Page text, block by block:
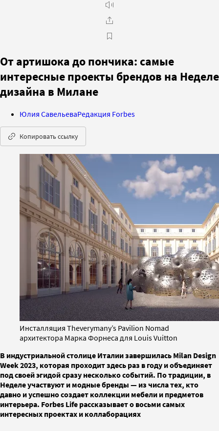
От артишока до пончика: самые
интересные проекты брендов на Неделе
дизайна в Милане
Юлия СавельеваРедакция Forbes
Копировать ссылку
Инсталляция Theverymany’s Pavilion Nomad
архитектора Марка Форнеса для Louis Vuitton
В индустриальной столице Италии завершилась Milan Design
Week 2023, которая проходит здесь раз в году и объединяет
под своей эгидой сразу несколько событий. По традиции, в
Неделе участвуют и модные бренды — из числа тех, кто
давно и успешно создает коллекции мебели и предметов
интерьера. Forbes Life рассказывает о восьми самых
интересных проектах и коллаборациях